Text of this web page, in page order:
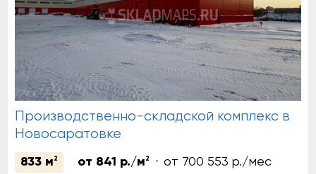
Производственно-складской комплекс в
Новосаратовке
833 м 2 от 841 р./м 2 от 700 553 р./мес